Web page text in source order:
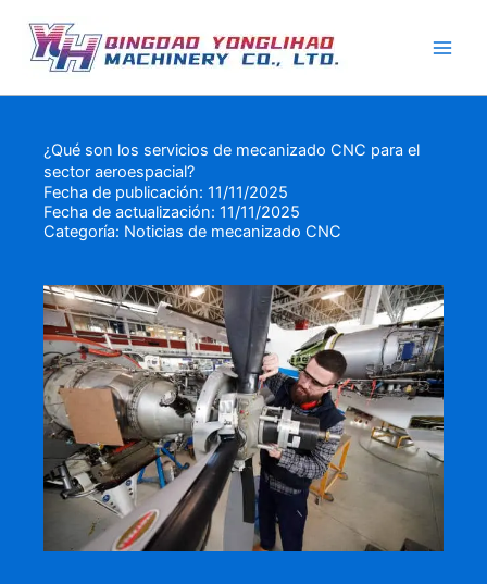
contenido
¿Qué son los servicios de mecanizado CNC para el
sector aeroespacial?
Fecha de publicación: 11/11/2025
Fecha de actualización: 11/11/2025
Categoría: Noticias de mecanizado CNC